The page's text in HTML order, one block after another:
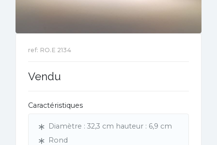
ref: RO.E 2134
Vendu
Caractéristiques
Diamètre : 32,3 cm hauteur : 6,9 cm
Rond